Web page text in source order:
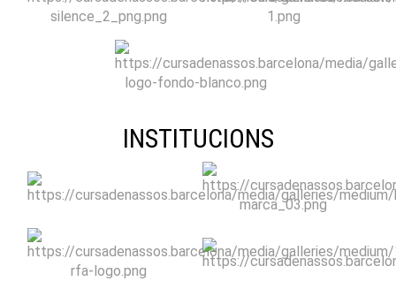
INSTITUCIONS